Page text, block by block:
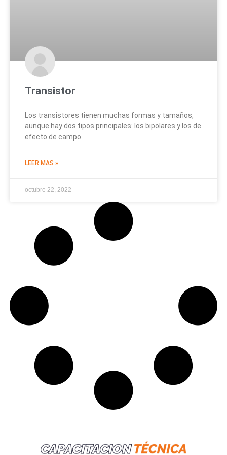
Transistor
Los transistores tienen muchas formas y tamaños,
aunque hay dos tipos principales: los bipolares y los de
efecto de campo.
LEER MAS »
octubre 22, 2022